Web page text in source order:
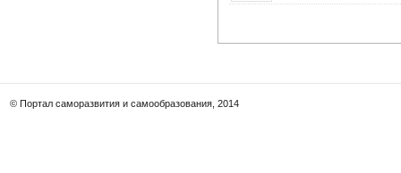
© Портал саморазвития и самообразования, 2014